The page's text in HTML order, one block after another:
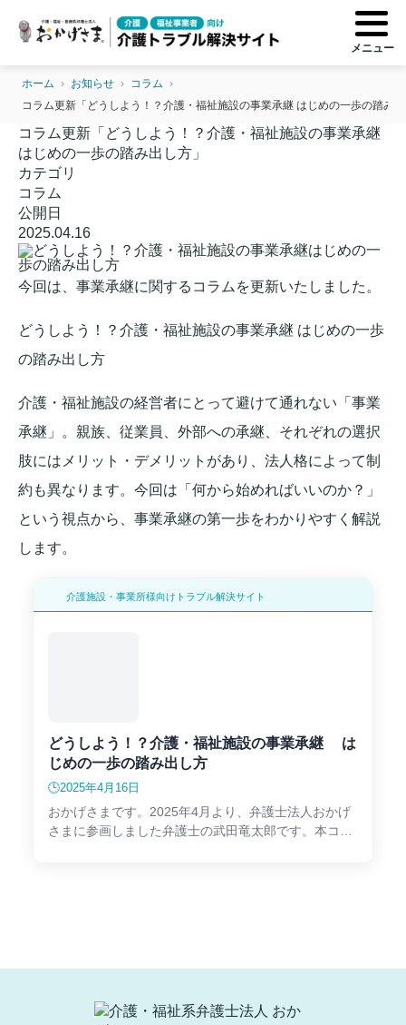
ホーム › お知らせ › コラム
›
コラム更新「どうしよう！？介護・福祉施設の事業承継 はじめの一歩の踏み
コラム更新「どうしよう！？介護・福祉施設の事業承継
はじめの一歩の踏み出し方」
カテゴリ
コラム
公開日
2025.04.16
今回は、事業承継に関するコラムを更新いたしました。
どうしよう！？介護・福祉施設の事業承継 はじめの一歩
の踏み出し方
介護・福祉施設の経営者にとって避けて通れない「事業
承継」。親族、従業員、外部への承継、それぞれの選択
肢にはメリット・デメリットがあり、法人格によって制
約も異なります。今回は「何から始めればいいのか？」
という視点から、事業承継の第一歩をわかりやすく解説
します。
介護施設・事業所様向けトラブル解決サイト
どうしよう！？介護・福祉施設の事業承継 は
じめの一歩の踏み出し方
🕒️2025年4月16日
おかげさまです。2025年4月より、弁護士法人おかげ
さまに参画しました弁護士の武田竜太郎です。本コラ
は、経営者の高齢...